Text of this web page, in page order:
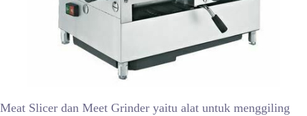
Meat Slicer dan Meet Grinder yaitu alat untuk menggiling